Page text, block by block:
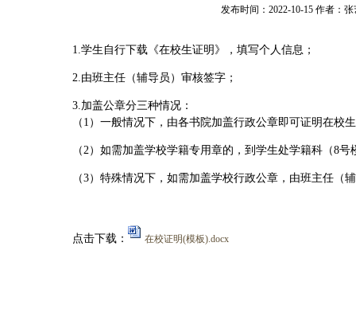
发布时间：2022-10-15 作者：张
1.学生自行下载《在校生证明》，填写个人信息；
2.由班主任（辅导员）审核签字；
3.加盖公章分三种情况：
（1） 一般情况下， 由各书院加盖行政公章即可证明在校
（2）如需加盖学校学籍专用章的，到学生处学籍科（8号
（3）特殊情况下，如需加盖学校行政公章，由班主任
点击下载： 在校证明(模板).docx